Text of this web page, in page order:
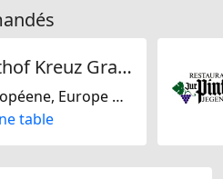
Landgasthof Kreuz Grafenried GmbH
Suisse, Européene, Europe Centrale
table